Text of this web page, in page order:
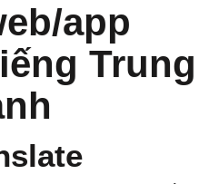
app
Trung